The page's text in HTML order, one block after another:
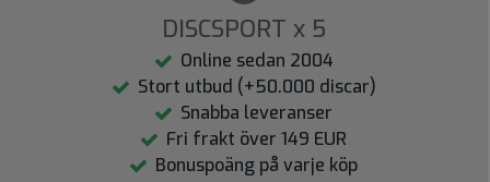
DISCSPORT x 5
Online sedan 2004
Stort utbud (+50.000 discar)
Snabba leveranser
Fri frakt över 149 EUR
Bonuspoäng på varje köp